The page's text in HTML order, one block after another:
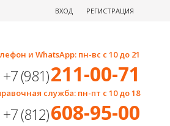
ВХОД РЕГИСТРАЦИЯ
и WhatsApp: пн-вс с 10 до 21
+7 (981)211-00-71
служба: пн-пт с 10 до 18
+7 (812)608-95-00